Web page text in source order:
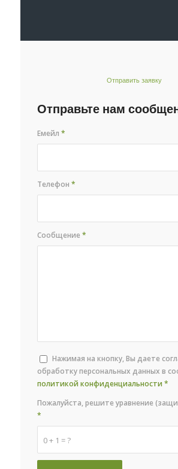
Отправить заявку
Отправьте нам
Емейл*
Телефон*
Сообщение*
Нажимая на кнопку, Вы даете
обработку персональных данных в
политикой конфиденциальности *
0 + 1 = ?
Пожалуйста, решите уравнение
*